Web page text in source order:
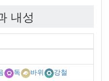
내성
독 바위
강철